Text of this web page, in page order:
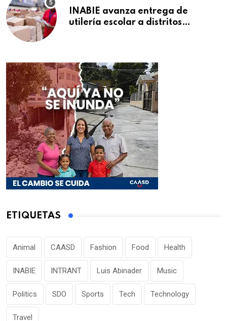
INABIE avanza entrega de
utilería escolar a distritos
ETIQUETAS
Animal CAASD Fashion Food Health
INABIE INTRANT Luis Abinader Music
Politics SDO Sports Tech Technology
Travel